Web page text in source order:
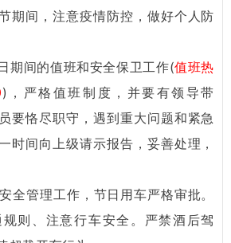
期间，注意疫情防控，做好个人防
间的值班和安全保卫工作(值班热
)，严格值班制度，并要有领导带
要恪尽职守，遇到重大问题和紧急
时间向上级请示报告，妥善处理，
管理工作，节日用车严格审批。
则、注意行车安全。严禁酒后驾